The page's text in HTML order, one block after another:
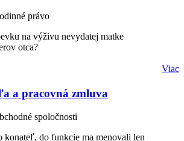
právo
na výživu nevydatej matke
otca?
Viac
a pracovná zmluva
spoločnosti
konateľ, do funkcie ma menovali len